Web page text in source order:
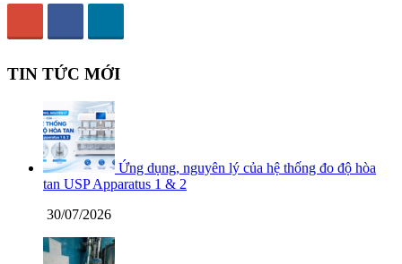
TIN TỨC MỚI
Ứng dụng, nguyên lý của hệ thống đo độ hòa
tan USP Apparatus 1 & 2
30/07/2026